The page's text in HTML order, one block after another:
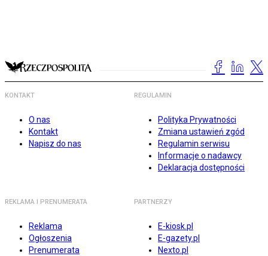
KONTAKT
O nas
Kontakt
Napisz do nas
REGULAMIN
Polityka Prywatności
Zmiana ustawień zgód
Regulamin serwisu
Informacje o nadawcy
Deklaracja dostępności
REKLAMA I PRENUMERATA
Reklama
Ogłoszenia
Prenumerata
PARTNERZY
E-kiosk.pl
E-gazety.pl
Nexto.pl